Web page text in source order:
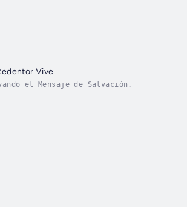
Vive
el Mensaje de Salvación.